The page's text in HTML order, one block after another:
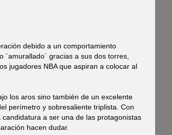
debido a un comportamiento
gracias a sus dos torres,
jugadores NBA que aspiran a colocar al
los aros sino también de un excelente
perímetro y sobresaliente triplista. Con
a ser una de las protagonistas
hacen dudar.